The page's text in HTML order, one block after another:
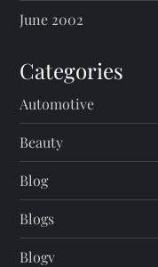
June 2002
Categories
Automotive
Beauty
Blog
Blogs
Blogv